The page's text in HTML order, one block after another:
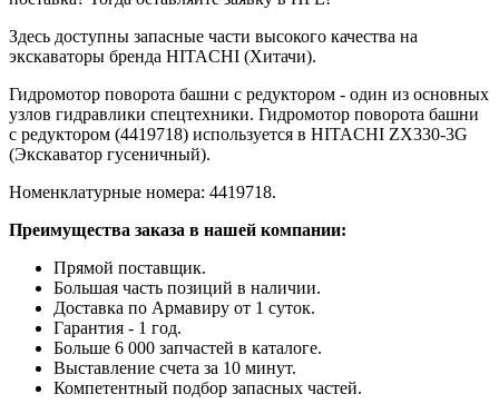
Здесь доступны запасные части высокого качества на
экскаваторы бренда HITACHI (Хитачи).
Гидромотор поворота башни с редуктором - один из основных
узлов гидравлики спецтехники. Гидромотор поворота башни
с редуктором (4419718) используется в HITACHI ZX330-3G
(Экскаватор гусеничный).
Номенклатурные номера: 4419718.
Преимущества заказа в нашей компании:
Прямой поставщик.
Большая часть позиций в наличии.
Доставка по Армавиру от 1 суток.
Гарантия - 1 год.
Больше 6 000 запчастей в каталоге.
Выставление счета за 10 минут.
Компетентный подбор запасных частей.